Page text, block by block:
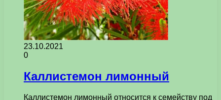
23.10.2021
0
Каллистемон лимонный
Каллистемон лимонный относится к семейству под